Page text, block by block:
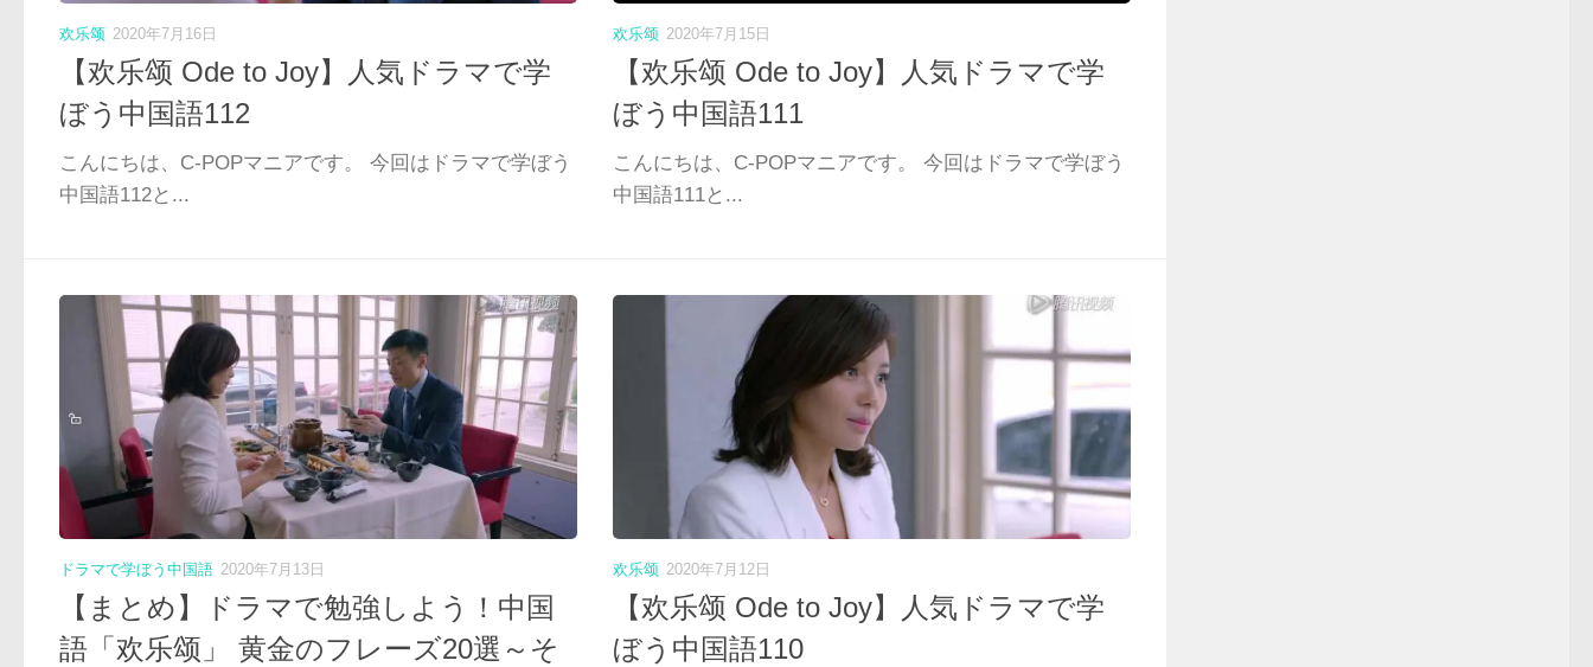
欢乐颂 2020年7月16日
【欢乐颂 Ode to Joy】人気ドラマで学
ぼう中国語112
こんにちは、C-POPマニアです。 今回はドラマで学ぼう
中国語112と...
欢乐颂 2020年7月15日
【欢乐颂 Ode to Joy】人気ドラマで学
ぼう中国語111
こんにちは、C-POPマニアです。 今回はドラマで学ぼう
中国語111と...
ドラマで学ぼう中国語 2020年7月13日
【まとめ】ドラマで勉強しよう！中国
語「欢乐颂」 黄金のフレーズ20選～そ
欢乐颂 2020年7月12日
【欢乐颂 Ode to Joy】人気ドラマで学
ぼう中国語110